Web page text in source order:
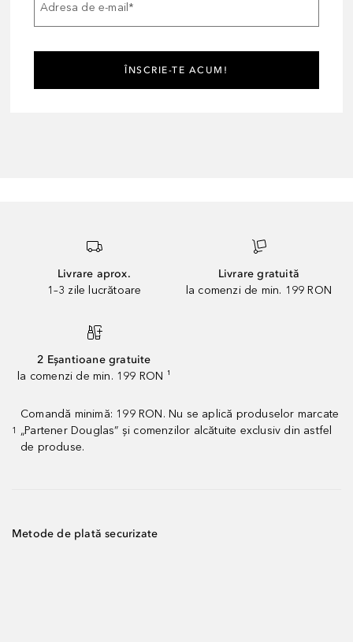
Adresa de e-mail*
ÎNSCRIE-TE ACUM!
Livrare aprox.
1–3 zile lucrătoare
Livrare gratuită
la comenzi de min. 199 RON
2 Eșantioane gratuite
la comenzi de min. 199 RON ¹
1
Comandă minimă: 199 RON. Nu se aplică produselor marcate
„Partener Douglas” și comenzilor alcătuite exclusiv din astfel
de produse.
Metode de plată securizate